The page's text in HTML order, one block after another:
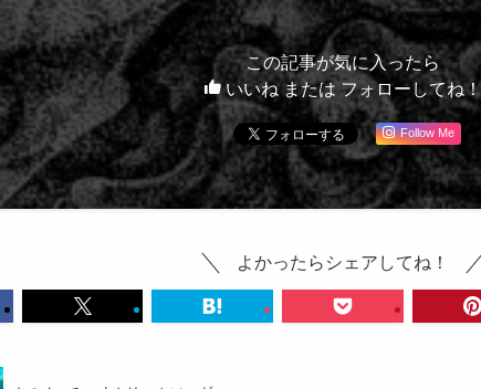
この記事が気に入ったら
いいね または フォローしてね！
Follow Me
よかったらシェアしてね！